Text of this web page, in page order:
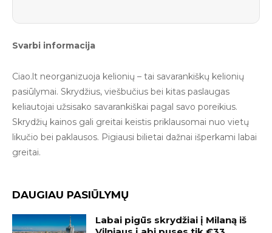
Svarbi informacija
Ciao.lt neorganizuoja kelionių – tai savarankiškų kelionių
pasiūlymai. Skrydžius, viešbučius bei kitas paslaugas
keliautojai užsisako savarankiškai pagal savo poreikius.
Skrydžių kainos gali greitai keistis priklausomai nuo vietų
likučio bei paklausos. Pigiausi bilietai dažnai išperkami labai
greitai.
DAUGIAU PASIŪLYMŲ
Labai pigūs skrydžiai į Milaną iš